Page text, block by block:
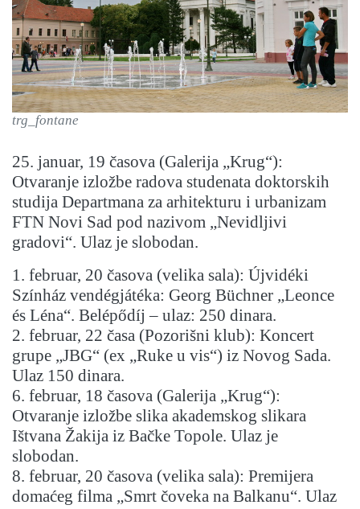
trg_fontane
25. januar, 19 časova (Galerija „Krug“):
Otvaranje izložbe radova studenata doktorskih
studija Departmana za arhitekturu i urbanizam
FTN Novi Sad pod nazivom „Nevidljivi
gradovi“. Ulaz je slobodan.
1. februar, 20 časova (velika sala): Újvidéki
Színház vendégjátéka: Georg Büchner „Leonce
és Léna“. Belépődíj – ulaz: 250 dinara.
2. februar, 22 časa (Pozorišni klub): Koncert
grupe „JBG“ (ex „Ruke u vis“) iz Novog Sada.
Ulaz 150 dinara.
6. februar, 18 časova (Galerija „Krug“):
Otvaranje izložbe slika akademskog slikara
Ištvana Žakija iz Bačke Topole. Ulaz je
slobodan.
8. februar, 20 časova (velika sala): Premijera
domaćeg filma „Smrt čoveka na Balkanu“. Ulaz